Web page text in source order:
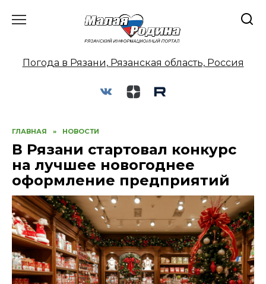
Погода в Рязани, Рязанская область, Россия
ГЛАВНАЯ » НОВОСТИ
В Рязани стартовал конкурс
на лучшее новогоднее
оформление предприятий